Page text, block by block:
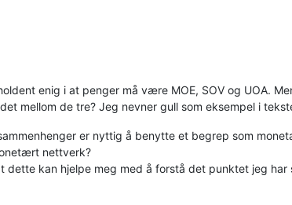
enig i at penger må være MOE, SOV og UOA.
mellom de tre? Jeg nevner gull som eksempel i
er nyttig å benytte et begrep som
nettverk?
dette kan hjelpe meg med å forstå det punktet jeg